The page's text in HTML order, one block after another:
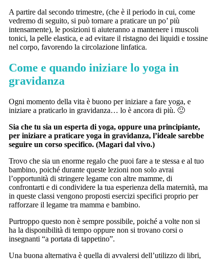
A partire dal secondo trimestre, (che è il periodo in cui, come
vedremo di seguito, si può tornare a praticare un po’ più
intensamente), le posizioni ti aiuteranno a mantenere i muscoli
tonici, la pelle elastica, e ad evitare il ristagno dei liquidi e tossine
nel corpo, favorendo la circolazione linfatica.
Come e quando iniziare lo yoga in
gravidanza
Ogni momento della vita è buono per iniziare a fare yoga, e
iniziare a praticarlo in gravidanza… lo è ancora di più. 🙂
Sia che tu sia un esperta di yoga, oppure una principiante,
per iniziare a praticare yoga in gravidanza, l’ideale sarebbe
seguire un corso specifico. (Magari dal vivo.)
Trovo che sia un enorme regalo che puoi fare a te stessa e al tuo
bambino, poiché durante queste lezioni non solo avrai
l’opportunità di stringere legame con altre mamme, di
confrontarti e di condividere la tua esperienza della maternità, ma
in queste classi vengono proposti esercizi specifici proprio per
rafforzare il legame tra mamma e bambino.
Purtroppo questo non è sempre possibile, poiché a volte non si
ha la disponibilità di tempo oppure non si trovano corsi o
insegnanti “a portata di tappetino”.
Una buona alternativa è quella di avvalersi dell’utilizzo di libri,